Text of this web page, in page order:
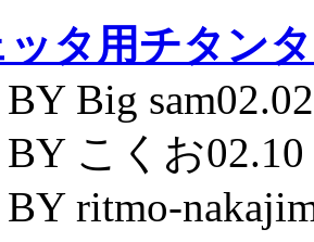
タ用チタン
Big sam02.02
BY こくお02.10
ritmo-